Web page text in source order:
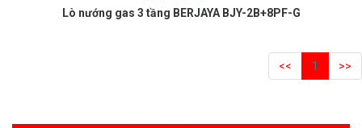
Lò nướng gas 3 tầng BERJAYA BJY-2B+8PF-G
<< 1 >>